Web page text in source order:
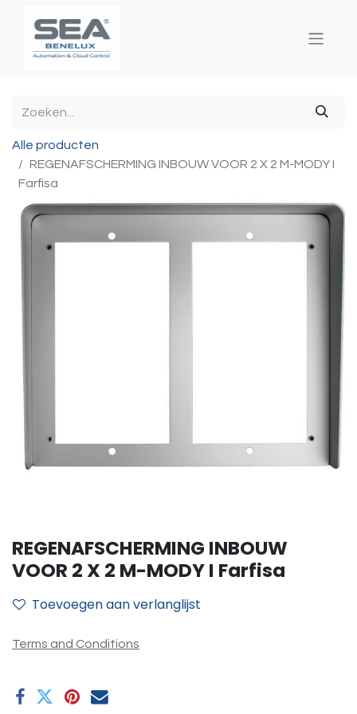
Alle producten
REGENAFSCHERMING INBOUW VOOR 2 X 2 M-MODY I
Farfisa
REGENAFSCHERMING INBOUW
VOOR 2 X 2 M-MODY I Farfisa
Toevoegen aan verlanglijst
Terms and Conditions